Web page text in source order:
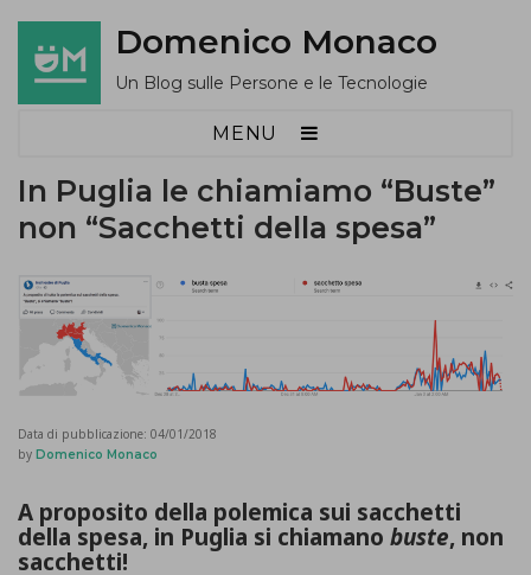
Domenico Monaco
Un Blog sulle Persone e le Tecnologie
MENU
In Puglia le chiamiamo “Buste”
non “Sacchetti della spesa”
Data di pubblicazione: 04/01/2018
by Domenico Monaco
A proposito della polemica sui sacchetti
della spesa, in Puglia si chiamano buste, non
sacchetti!